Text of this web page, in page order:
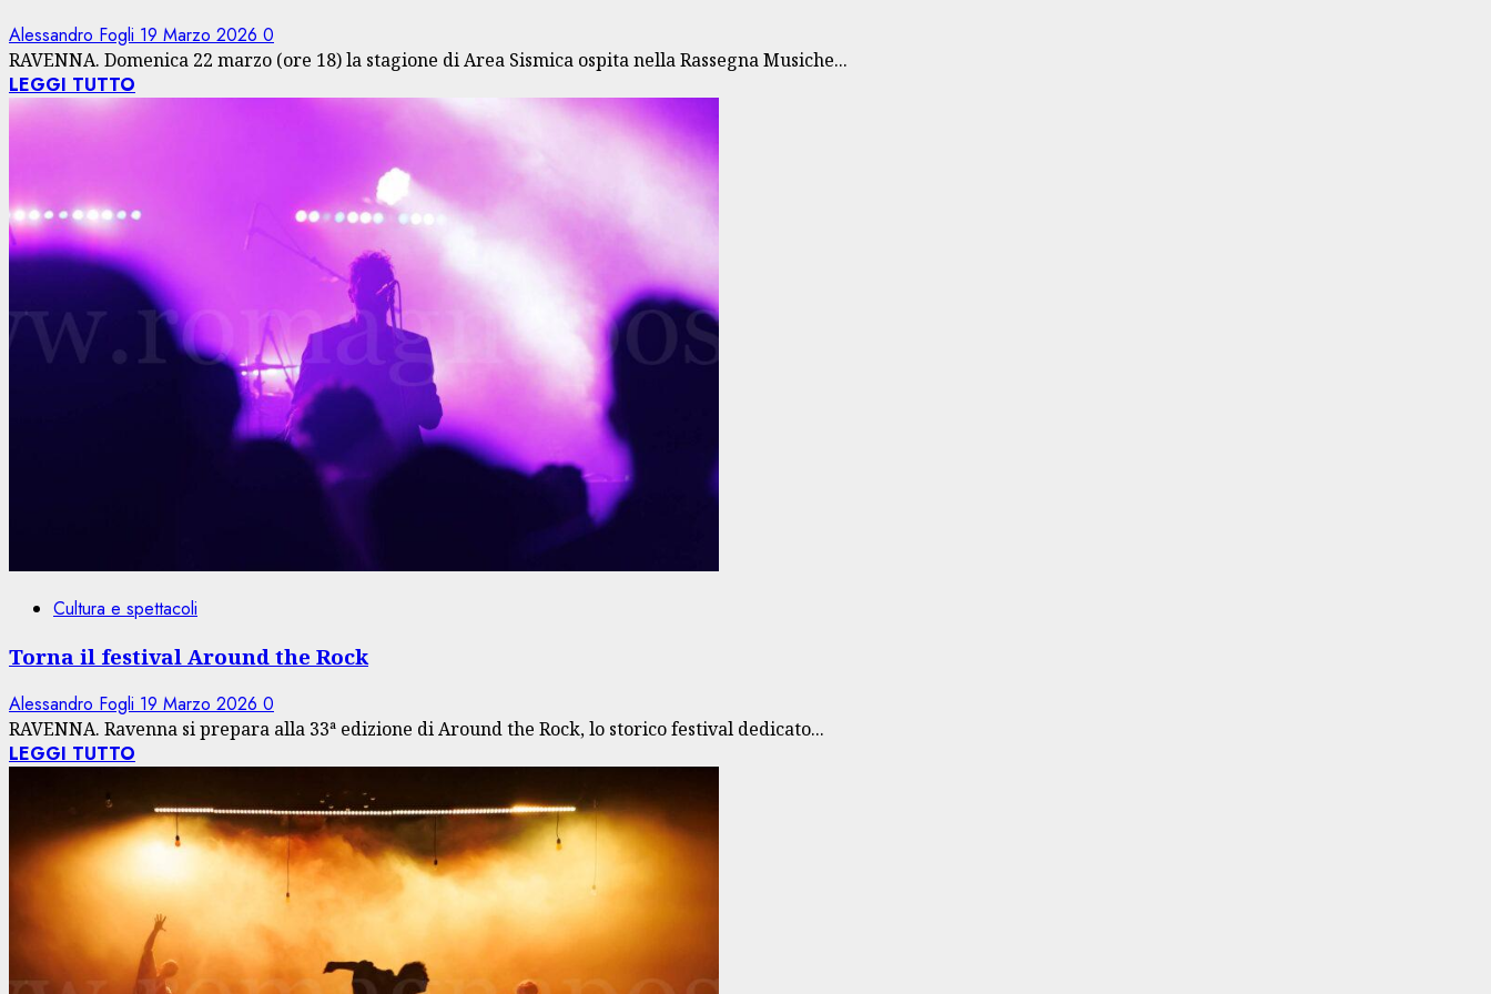
Alessandro Fogli 19 Marzo 2026 0
RAVENNA. Domenica 22 marzo (ore 18) la stagione di Area Sismica ospita nella Rassegna Musiche...
LEGGI TUTTO
Cultura e spettacoli
Torna il festival Around the Rock
Alessandro Fogli 19 Marzo 2026 0
RAVENNA. Ravenna si prepara alla 33ª edizione di Around the Rock, lo storico festival dedicato...
LEGGI TUTTO